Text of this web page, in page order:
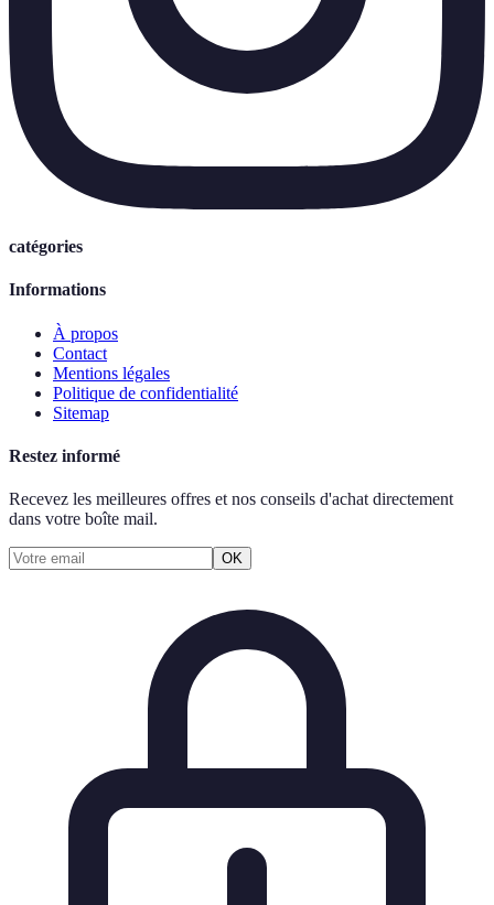
catégories
Informations
À propos
Contact
Mentions légales
Politique de confidentialité
Sitemap
Restez informé
Recevez les meilleures offres et nos conseils d'achat directement
dans votre boîte mail.
OK